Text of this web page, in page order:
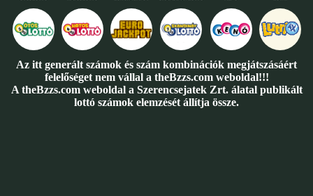
Az itt generált számok és szám kombinációk megjátszásáért
felelőséget nem vállal a theBzzs.com weboldal!!!
A theBzzs.com weboldal a Szerencsejatek Zrt. álatal publikált
lottó számok elemzését állítja össze.